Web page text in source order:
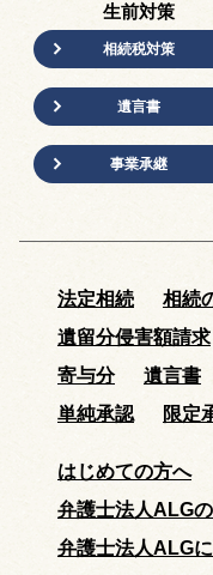
生前対策
相続税対策
遺言書
事業承継
法定相続 相続
遺留分侵害額請求
寄与分
遺言書
単純承認
限定
はじめての方へ
弁護士法人ALG
弁護士法人ALG